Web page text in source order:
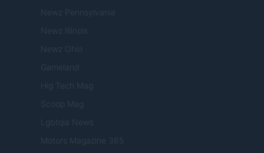
Newz Pennsylvania
Newz Illinois
Newz Ohio
Gameland
Hig Tech Mag
Scoop Mag
Lgbtqia News
Motors Magazine 365